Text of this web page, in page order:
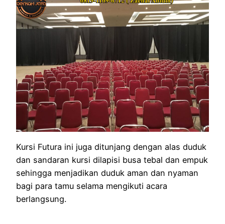
Kursi Futura ini juga ditunjang dengan alas duduk
dan sandaran kursi dilapisi busa tebal dan empuk
sehingga menjadikan duduk aman dan nyaman
bagi para tamu selama mengikuti acara
berlangsung.